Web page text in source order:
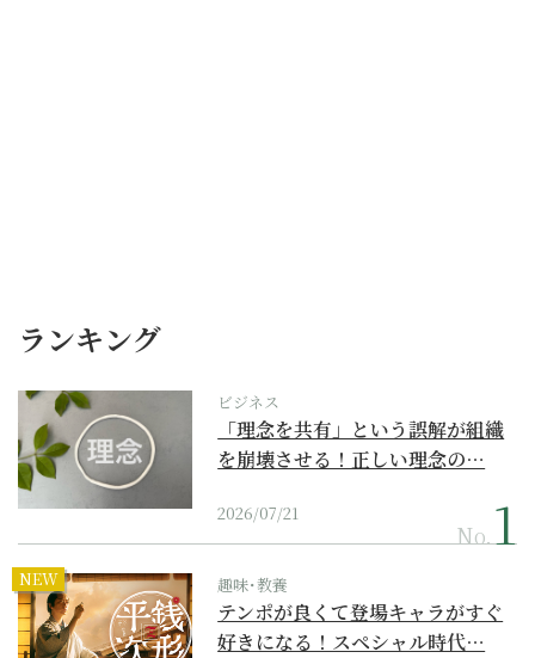
ランキング
ビジネス
「理念を共有」という誤解が組織
を崩壊させる！正しい理念の…
2026/07/21
No.
NEW 趣味･教養
テンポが良くて登場キャラがすぐ
好きになる！スペシャル時代…